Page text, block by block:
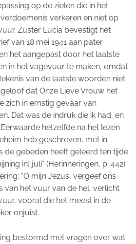
op de zielen die in het
verkeren en niet op
Zuster Lucia bevestigt het
van 18 mei 1941 aan pater
het aangepast door het laatste
in het vagevuur te maken, omdat
van de laatste woorden niet
dat Onze Lieve Vrouw het
zich in ernstig gevaar van
Dat was de indruk die ik had, en
hetzelfde na het lezen
heb geschreven, met in
de gebeden heeft geleerd ten tijde
in] juli” (Herinneringen, p. 442).
“O mijn Jezus, vergeef ons
van het vuur van de hel, verlicht
vooral die het meest in de
onjuist.
bestormd met vragen over wat